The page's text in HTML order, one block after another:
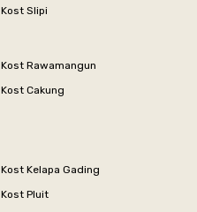
Kost Slipi
Kost Rawamangun
Kost Cakung
Kost Kelapa Gading
Kost Pluit